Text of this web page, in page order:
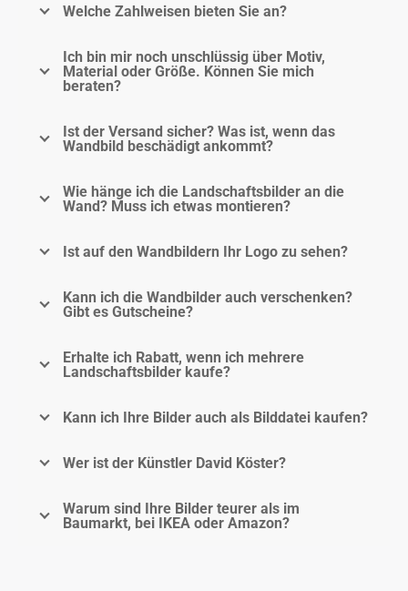
Welche Zahlweisen bieten Sie an?
Ich bin mir noch unschlüssig über Motiv,
Material oder Größe. Können Sie mich
beraten?
Ist der Versand sicher? Was ist, wenn das
Wandbild beschädigt ankommt?
Wie hänge ich die Landschaftsbilder an die
Wand? Muss ich etwas montieren?
Ist auf den Wandbildern Ihr Logo zu sehen?
Kann ich die Wandbilder auch verschenken?
Gibt es Gutscheine?
Erhalte ich Rabatt, wenn ich mehrere
Landschaftsbilder kaufe?
Kann ich Ihre Bilder auch als Bilddatei kaufen?
Wer ist der Künstler David Köster?
Warum sind Ihre Bilder teurer als im
Baumarkt, bei IKEA oder Amazon?